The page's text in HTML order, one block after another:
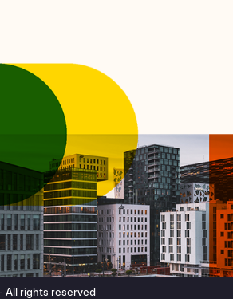
All rights reserved